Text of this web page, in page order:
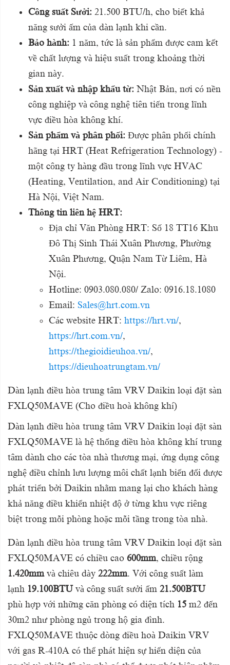
Công suất Sưởi: 21.500 BTU/h, cho biết khả
năng sưởi ấm của dàn lạnh khi cần.
Bảo hành: 1 năm, tức là sản phẩm được cam kết
về chất lượng và hiệu suất trong khoảng thời
gian này.
Sản xuất và nhập khẩu từ: Nhật Bản, nơi có nền
công nghiệp và công nghệ tiên tiến trong lĩnh
vực điều hòa không khí.
Sản phẩm và phân phối: Được phân phối chính
hãng tại HRT (Heat Refrigeration Technology) -
một công ty hàng đầu trong lĩnh vực HVAC
(Heating, Ventilation, and Air Conditioning) tại
Hà Nội, Việt Nam.
Thông tin liên hệ HRT:
Địa chỉ Văn Phòng HRT: Số 18 TT16 Khu
Đô Thị Sinh Thái Xuân Phương, Phường
Xuân Phương, Quận Nam Từ Liêm, Hà
Nội.
Hotline: 0903.080.080/ Zalo: 0916.18.1080
Email: Sales@hrt.com.vn
Các website HRT: https://hrt.vn/,
https://hrt.com.vn/,
https://thegioidieuhoa.vn/,
https://dieuhoatrungtam.vn/
Dàn lạnh điều hòa trung tâm VRV Daikin loại đặt sàn
FXLQ50MAVE (Cho điều hoà không khí)
Dàn lạnh điều hòa trung tâm VRV Daikin loại đặt sàn
FXLQ50MAVE là hệ thống điều hòa không khí trung
tâm dành cho các tòa nhà thương mại, ứng dụng công
nghệ điều chỉnh lưu lượng môi chất lạnh biến đổi được
phát triển bởi Daikin nhằm mang lại cho khách hàng
khả năng điều khiển nhiệt độ ở từng khu vực riêng
biệt trong mỗi phòng hoặc mỗi tầng trong tòa nhà.
Dàn lạnh điều hòa trung tâm VRV Daikin loại đặt sàn
FXLQ50MAVE có chiều cao 600mm, chiều rộng
1.420mm và chiêu dày 222mm. Với công suất làm
lạnh 19.100BTU và công suất sưởi ấm 21.500BTU
phù hợp với những căn phòng có diện tích 15 m2 đến
30m2 như phòng ngủ trong hộ gia đình.
FXLQ50MAVE thuộc dòng điều hoà Daikin VRV
với gas R-410A có thể phát hiện sự hiển diện của